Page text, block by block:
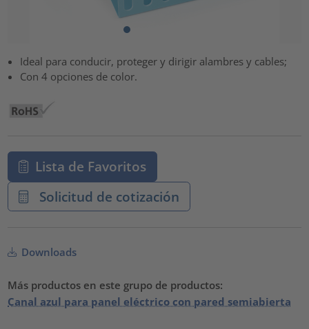
Ideal para conducir, proteger y dirigir alambres y cables;
Con 4 opciones de color.
Lista de Favoritos
Solicitud de cotización
Downloads
Más productos en este grupo de productos:
Canal azul para panel eléctrico con pared semiabierta